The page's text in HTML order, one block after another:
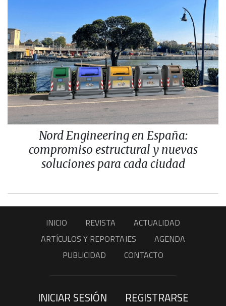
Nord Engineering en España:
compromiso estructural y nuevas
soluciones para cada ciudad
INICIO REVISTA
ACTUALIDAD
ARTÍCULOS Y REPORTAJES
AGENDA
PUBLICIDAD
CONTACTO
INICIAR SESIÓN REGISTRARSE